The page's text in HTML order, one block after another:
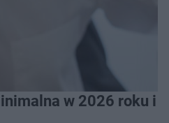
w 2026 roku i